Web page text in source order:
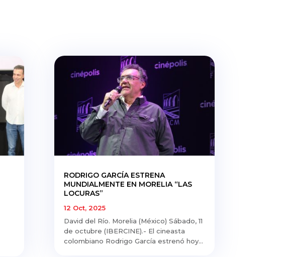
RODRIGO GARCÍA ESTRENA
MUNDIALMENTE EN MORELIA “LAS
LOCURAS”
12 Oct, 2025
David del Río. Morelia (México) Sábado, 11
de octubre (IBERCINE).- El cineasta
colombiano Rodrigo García estrenó hoy...